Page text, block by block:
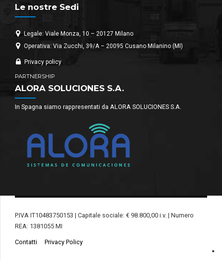
Le nostre Sedi
Legale: Viale Monza, 10 – 20127 Milano
Operativa: Via Zucchi, 39/A – 20095 Cusano Milanino (MI)
Privacy policy
PARTNERSHIP
ALORA SOLUCIONES S.A.
In Spagna siamo rappresentati da ALORA SOLUCIONES S.A.
P.IVA IT10483750153 | Capitale sociale: € 98.800,00 i.v. | Numero
REA: 1381055 MI
Contatti Privacy Policy